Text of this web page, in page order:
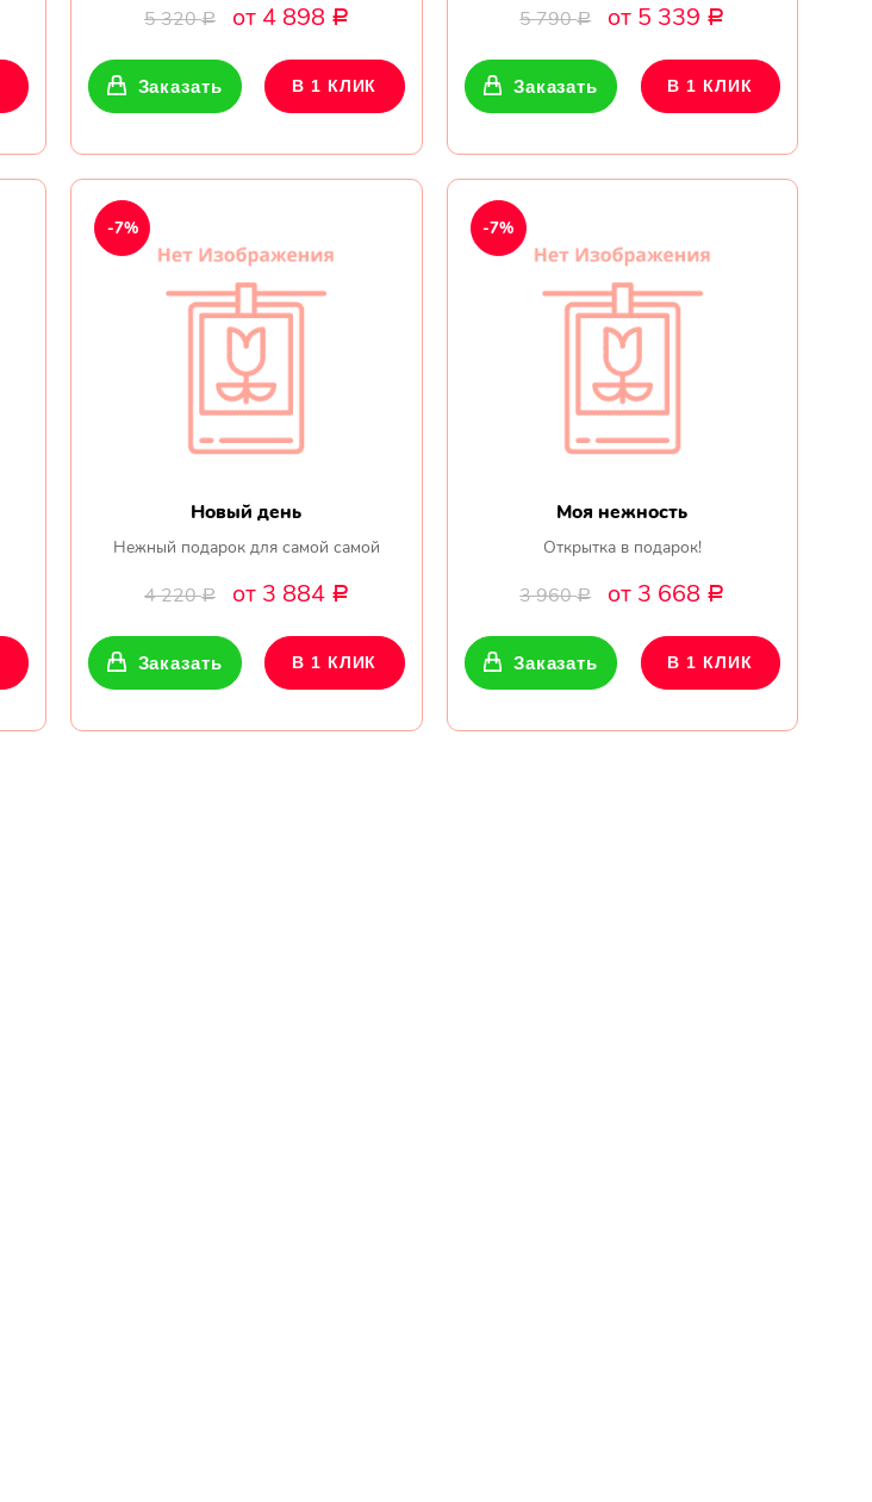
5 320Р от 4 898 Р
Заказать В 1 КЛИК
5 790Р от 5 339 Р
Заказать В 1 КЛИК
Новый день
Нежный подарок для самой самой
4 220Р от 3 884 Р
-7%
Заказать В 1 КЛИК
Моя нежность
Открытка в подарок!
3 960Р от 3 668 Р
-7%
Заказать В 1 КЛИК